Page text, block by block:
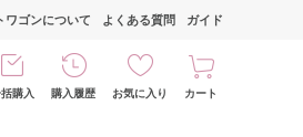
ワゴンについて よくある質問 ガイド
購入 購入履歴 お気に入り カート